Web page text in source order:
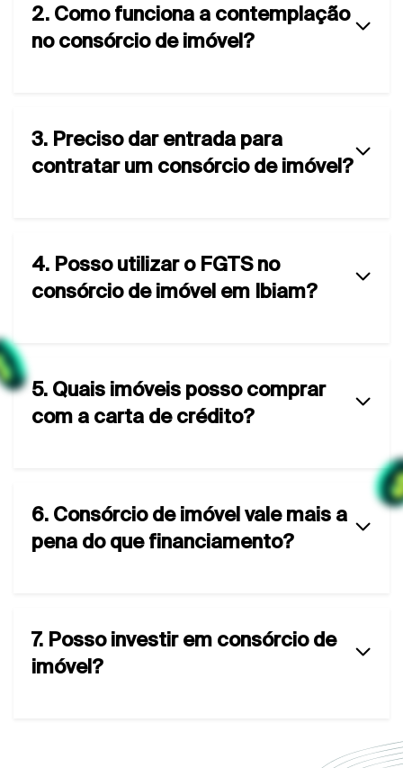
2. Como funciona a contemplação
no consórcio de imóvel?
3. Preciso dar entrada para
contratar um consórcio de imóvel?
4. Posso utilizar o FGTS no
consórcio de imóvel em Ibiam?
5. Quais imóveis posso comprar
com a carta de crédito?
6. Consórcio de imóvel vale mais a
pena do que financiamento?
7. Posso investir em consórcio de
imóvel?